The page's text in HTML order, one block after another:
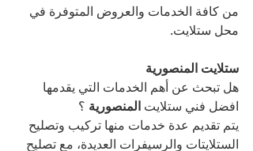
من كافة الخدمات والعروض المتوفرة في
محل ستلايت.
ستلايت المنصورية
هل تبحث عن أهم الخدمات التي يقدمها
افضل فني ستلايت المنصورية ؟
يتم تقديم عدة خدمات منها تركيب وتصليح
الستلايتات والرسيفرات العديدة، مع تصليح